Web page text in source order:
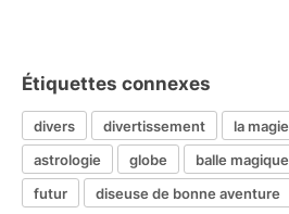
Étiquettes connexes
divers divertissement la magie
astrologie
globe balle magique
futur
diseuse de bonne aventure